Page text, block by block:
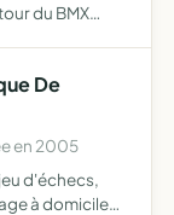
du BMX
De
en 2005
d'échecs,
à domicile